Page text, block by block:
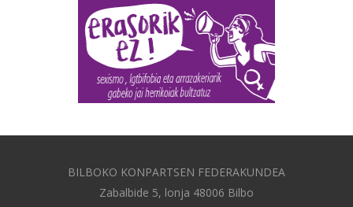
BILBOKO KONPARTSEN FEDERAKUNDEA
Zabalbide 5, lonja 48006 Bilbo